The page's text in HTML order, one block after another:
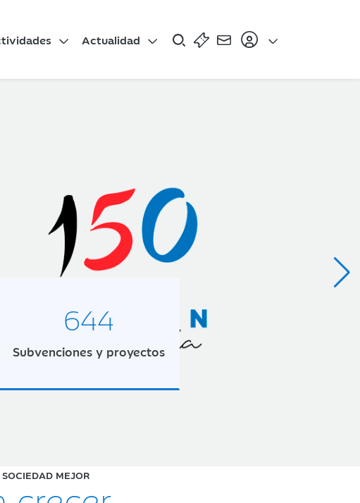
Actualidad
644
Subvenciones y proyectos
MEJOR